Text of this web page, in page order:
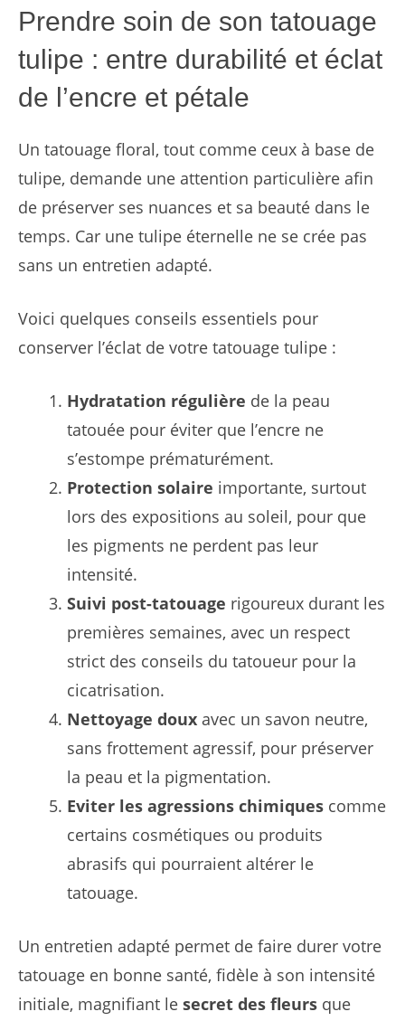
Prendre soin de son tatouage
tulipe : entre durabilité et éclat
de l’encre et pétale
Un tatouage floral, tout comme ceux à base de
tulipe, demande une attention particulière afin
de préserver ses nuances et sa beauté dans le
temps. Car une tulipe éternelle ne se crée pas
sans un entretien adapté.
Voici quelques conseils essentiels pour
conserver l’éclat de votre tatouage tulipe :
Hydratation régulière de la peau
tatouée pour éviter que l’encre ne
s’estompe prématurément.
Protection solaire importante, surtout
lors des expositions au soleil, pour que
les pigments ne perdent pas leur
intensité.
Suivi post-tatouage rigoureux durant les
premières semaines, avec un respect
strict des conseils du tatoueur pour la
cicatrisation.
Nettoyage doux avec un savon neutre,
sans frottement agressif, pour préserver
la peau et la pigmentation.
Eviter les agressions chimiques comme
certains cosmétiques ou produits
abrasifs qui pourraient altérer le
tatouage.
Un entretien adapté permet de faire durer votre
tatouage en bonne santé, fidèle à son intensité
initiale, magnifiant le secret des fleurs que